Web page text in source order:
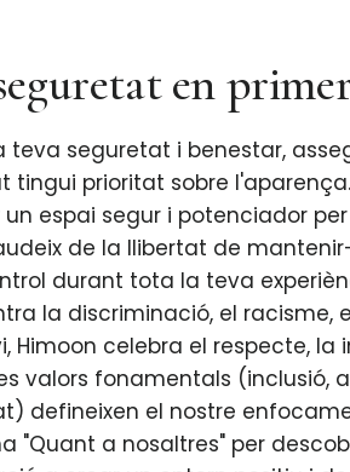
en
teva seguretat i benestar,
tingui prioritat sobre
espai segur i potenciador
de la llibertat de
durant tota la teva
la discriminació, el racisme,
Himoon celebra el respecte, la
valors fonamentals (inclusió,
defineixen el nostre
"Quant a nosaltres" per